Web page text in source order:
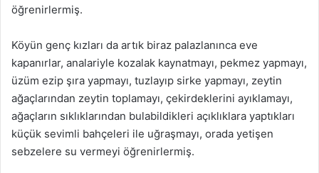
öğrenirlermiş.
Köyün genç kızları da artık biraz palazlanınca eve
kapanırlar, analariyle kozalak kaynatmayı, pekmez yapmayı,
üzüm ezip şıra yapmayı, tuzlayıp sirke yapmayı, zeytin
ağaçlarından zeytin toplamayı, çekirdeklerini ayıklamayı,
ağaçların sıklıklarından bulabildikleri açıklıklara yaptıkları
küçük sevimli bahçeleri ile uğraşmayı, orada yetişen
sebzelere su vermeyi öğrenirlermiş.